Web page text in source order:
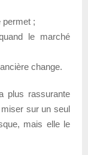
permet ;
le marché
change.
plus rassurante
sur un seul
mais elle le